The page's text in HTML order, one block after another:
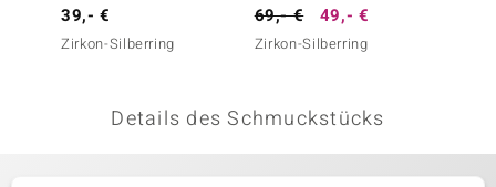
39,- €
Zirkon-Silberring
69,- € 49,- €
Zirkon-Silberring
Details des Schmuckstücks